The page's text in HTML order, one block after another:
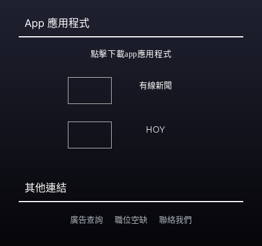
App 應用程式
點擊下載app應用程式
有線新聞
HOY
其他連結
廣告查詢 職位空缺 聯絡我們